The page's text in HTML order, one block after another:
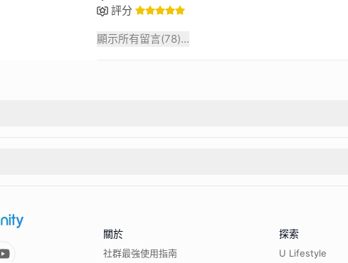
評分
顯示所有留言(78)...
關於
社群最強使用指南
探索
U Lifestyle